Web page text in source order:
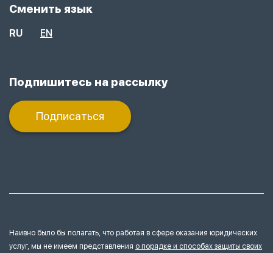
Сменить язык
RU EN
Подпишитесь на рассылку
Подписаться
Наивно было бы полагать, что работая в сфере оказания юридических
услуг, мы не имеем представления о порядке и способах защиты своих